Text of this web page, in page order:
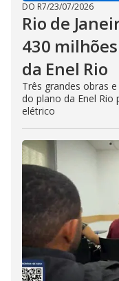
DO R7/23/07/2026
Rio de
430
da Enel Rio
Três grandes obras
do plano da Enel
elétrico